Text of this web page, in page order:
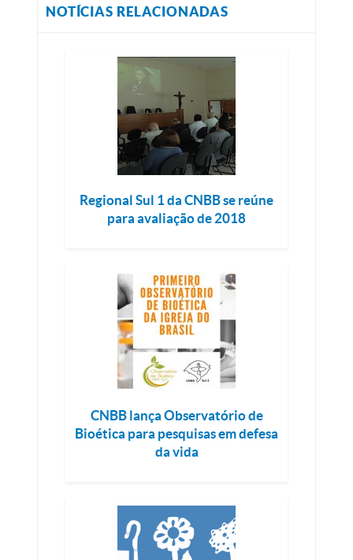
NOTÍCIAS RELACIONADAS
Regional Sul 1 da CNBB se reúne
para avaliação de 2018
CNBB lança Observatório de
Bioética para pesquisas em defesa
da vida